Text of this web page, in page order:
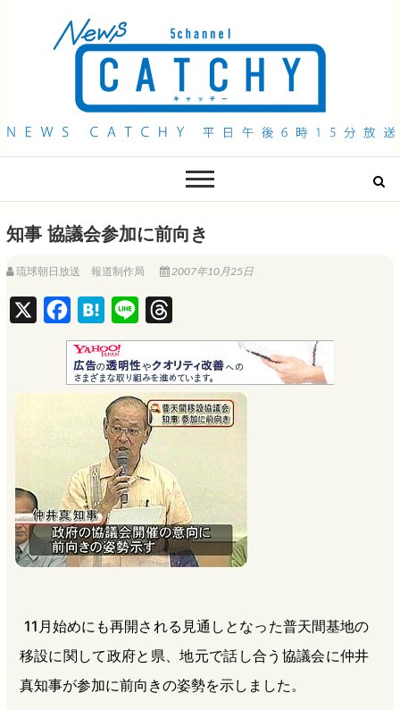
QAB NEWS Headline
知事 協議会参加に前向き
琉球朝日放送 報道制作局 2007年10月25日
a
c
e
b
o
k
H
a
t
e
n
a
i
n
e
h
r
e
a
s
11月始めにも再開される見通しとなった普天間基地の
移設に関して政府と県、地元で話し合う協議会に仲井
真知事が参加に前向きの姿勢を示しました。